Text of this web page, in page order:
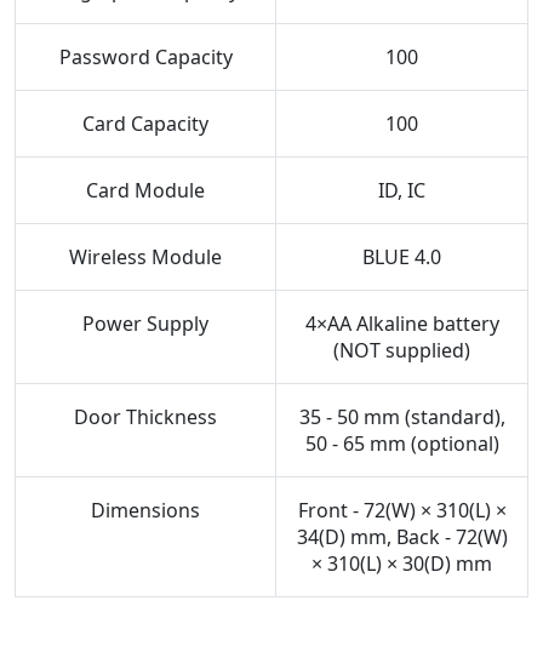
Password Capacity 100
Card Capacity 100
Card Module ID, IC
Wireless Module BLUE 4.0
Power Supply
4×AA Alkaline battery
(NOT supplied)
Door Thickness
35 - 50 mm (standard),
50 - 65 mm (optional)
Dimensions
Front - 72(W) × 310(L) ×
34(D) mm, Back - 72(W)
× 310(L) × 30(D) mm